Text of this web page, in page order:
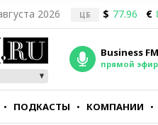
2026 ЦБ $ 77.96 €
Business FM
прямой эфир
ПОДКАСТЫ КОМПАНИИ